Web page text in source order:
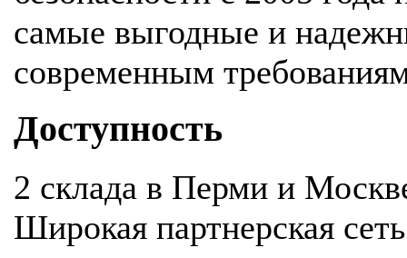
самые выгодные и
современным
Доступность
2 склада в Перми и
Широкая партнерская